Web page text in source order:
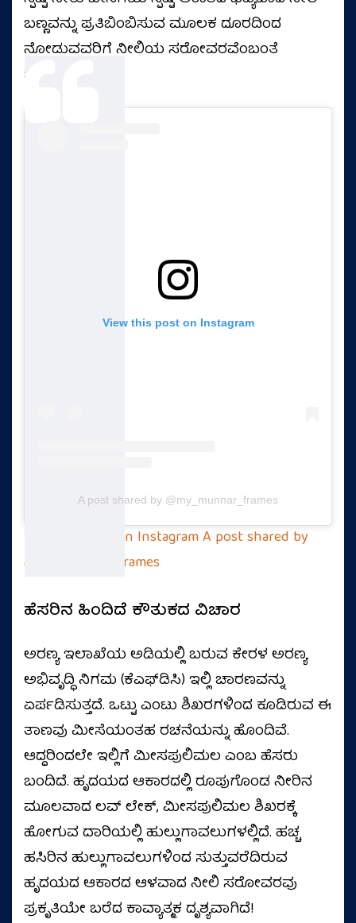
ಬಣ್ಣವನ್ನು ಪ್ರತಿಬಿಂಬಿಸುವ ಮೂಲಕ ದೂರದಿಂದ
ನೋಡುವವರಿಗೆ ನೀಲಿಯ ಸರೋವರವೆಂಬಂತೆ
ಭಾಸವಾಗುತ್ತದೆ.
View this post on Instagram
A post shared by @my_munnar_frames
View this post on InstagramA post shared by
@my_munnar_frames
ಹೆಸರಿನ ಹಿಂದಿದೆ ಕೌತುಕದ ವಿಚಾರ
ಅರಣ್ಯ ಇಲಾಖೆಯ ಅಡಿಯಲ್ಲಿ ಬರುವ ಕೇರಳ ಅರಣ್ಯ
ಅಭಿವೃದ್ಧಿ ನಿಗಮ (ಕೆಎಫ್‌ಡಿಸಿ) ಇಲ್ಲಿ ಚಾರಣವನ್ನು
ಏರ್ಪಡಿಸುತ್ತದೆ. ಒಟ್ಟು ಎಂಟು ಶಿಖರಗಳಿಂದ ಕೂಡಿರುವ ಈ
ತಾಣವು ಮೀಸೆಯಂತಹ ರಚನೆಯನ್ನು ಹೊಂದಿವೆ.
ಆದ್ದರಿಂದಲೇ ಇಲ್ಲಿಗೆ ಮೀಸಪುಲಿಮಲ ಎಂಬ ಹೆಸರು
ಬಂದಿದೆ. ಹೃದಯದ ಆಕಾರದಲ್ಲಿ ರೂಪುಗೊಂಡ ನೀರಿನ
ಮೂಲವಾದ ಲವ್ ಲೇಕ್, ಮೀಸಪುಲಿಮಲ ಶಿಖರಕ್ಕೆ
ಹೋಗುವ ದಾರಿಯಲ್ಲಿ ಹುಲ್ಲುಗಾವಲುಗಳಲ್ಲಿದೆ. ಹಚ್ಚ
ಹಸಿರಿನ ಹುಲ್ಲುಗಾವಲುಗಳಿಂದ ಸುತ್ತುವರೆದಿರುವ
ಹೃದಯದ ಆಕಾರದ ಆಳವಾದ ನೀಲಿ ಸರೋವರವು
ಪ್ರಕೃತಿಯೇ ಬರೆದ ಕಾವ್ಯಾತ್ಮಕ ದೃಶ್ಯವಾಗಿದೆ!